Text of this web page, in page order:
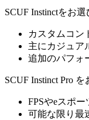
SCUF Instinctをお
カスタムコン
主にカジュア
追加のパフォ
SCUF Instinct Pro
FPSやeスポ
可能な限り最